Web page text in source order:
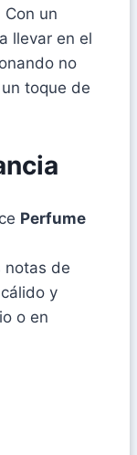
un
llevar en el
no
toque de
Perfume
notas de
y
o en